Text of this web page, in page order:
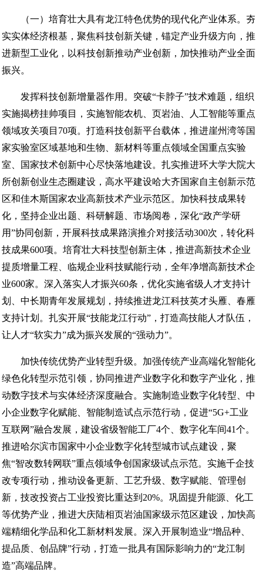
（一）培育壮大具有龙江特色优势的现代化产业体系。夯
实实体经济根基，聚焦科技创新关键，锚定产业升级方向，推
进新型工业化，以科技创新推动产业创新，加快推动产业全面
振兴。
发挥科技创新增量器作用。突破“卡脖子”技术难题，组织
实施揭榜挂帅项目，实施智能农机、页岩油、人工智能等重点
领域攻关项目70项。打造科技创新平台载体，推进崖州湾等国
家实验室区域基地和生物、新材料等重点领域全国重点实验
室、国家技术创新中心尽快落地建设。扎实推进环大学大院大
所创新创业生态圈建设，高水平建设哈大齐国家自主创新示范
区和佳木斯国家农业高新技术产业示范区。加快科技成果转
化，坚持企业出题、科研解题、市场阅卷，深化“政产学研
用”协同创新，开展科技成果路演推介对接活动300次，转化科
技成果600项。培育壮大科技型创新主体，推进高新技术企业
提质增量工程、临规企业科技赋能行动，全年净增高新技术企
业600家。深入落实人才振兴60条，优化实施省级人才支持计
划、中长期青年发展规划，持续推进龙江科技英才头雁、春雁
支持计划。扎实开展“技能龙江行动”，打造高技能人才队伍，
让人才“软实力”成为振兴发展的“强动力”。
加快传统优势产业转型升级。加强传统产业高端化智能化
绿色化转型示范引领，协同推进产业数字化和数字产业化，推
动数字技术与实体经济深度融合。实施制造业数字化转型、中
小企业数字化赋能、智能制造试点示范行动，促进“5G+工业
互联网”融合发展，建设省级智能工厂4个、数字化车间41个。
推进哈尔滨市国家中小企业数字化转型城市试点建设，聚
焦“智改数转网联”重点领域争创国家级试点示范。实施千企技
改专项行动，推动设备更新、工艺升级、数字赋能、管理创
新，技改投资占工业投资比重达到20%。巩固提升能源、化工
等优势产业，推进大庆陆相页岩油国家级示范区建设，加快高
端精细化学品和化工新材料发展。深入开展制造业“增品种、
提品质、创品牌”行动，打造一批具有国际影响力的“龙江制
造”高端品牌。